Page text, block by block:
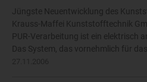
Jüngste Neuentwicklung des
Krauss-Maffei Kunststofftechnik
PUR-Verarbeitung ist ein elektrisch
Das System, das vornehmlich für